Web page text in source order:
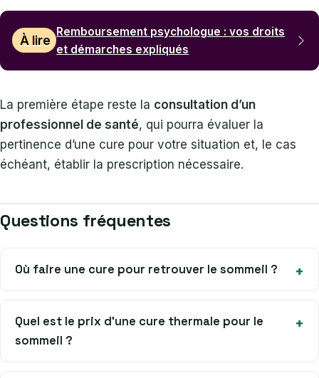
À lire
Remboursement psychologue : vos droits
et démarches expliqués
La première étape reste la consultation d’un
professionnel de santé, qui pourra évaluer la
pertinence d’une cure pour votre situation et, le cas
échéant, établir la prescription nécessaire.
Questions fréquentes
Où faire une cure pour retrouver le sommeil ?
Quel est le prix d’une cure thermale pour le
sommeil ?